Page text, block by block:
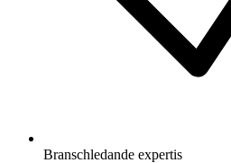
Branschledande expertis